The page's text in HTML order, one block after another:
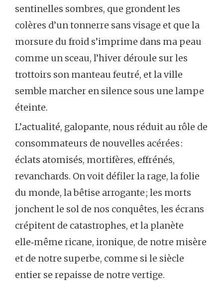
sentinelles sombres, que grondent les
colères d’un tonnerre sans visage et que la
morsure du froid s’imprime dans ma peau
comme un sceau, l’hiver déroule sur les
trottoirs son manteau feutré, et la ville
semble marcher en silence sous une lampe
éteinte.
L’actualité, galopante, nous réduit au rôle de
consommateurs de nouvelles acérées :
éclats atomisés, mortifères, effrénés,
revanchards. On voit défiler la rage, la folie
du monde, la bêtise arrogante ; les morts
jonchent le sol de nos conquêtes, les écrans
crépitent de catastrophes, et la planète
elle‑même ricane, ironique, de notre misère
et de notre superbe, comme si le siècle
entier se repaisse de notre vertige.